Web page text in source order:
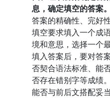
息，确定填空的答案。
答案的精确性、完好
填空要求填入一个成
境和意思，选择一个
填入答案后，要对答
否契合语法标准、能
否存在错别字等成绩
能否与前后文搭配妥